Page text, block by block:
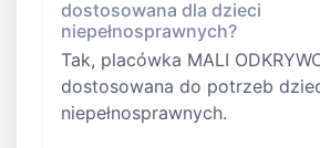
dostosowana dla dzieci
niepełnosprawnych?
Tak, placówka MALI
dostosowana do potrzeb
niepełnosprawnych.